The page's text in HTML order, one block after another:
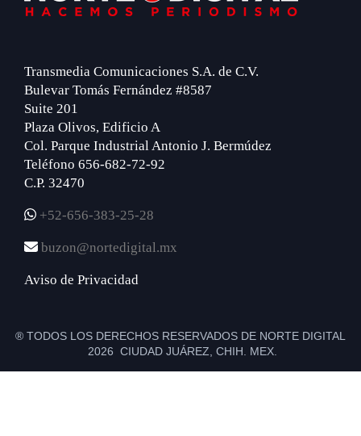
Transmedia Comunicaciones S.A. de C.V.
Bulevar Tomás Fernández #8587
Suite 201
Plaza Olivos, Edificio A
Col. Parque Industrial Antonio J. Bermúdez
Teléfono 656-682-72-92
C.P. 32470
+52-656-383-25-28
buzon@nortedigital.mx
Aviso de Privacidad
® TODOS LOS DERECHOS RESERVADOS DE NORTE DIGITAL
2026 CIUDAD JUÁREZ, CHIH. MEX.